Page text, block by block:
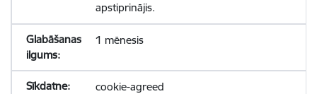
apstiprinājis.
1 mēnesis
cookie-agreed